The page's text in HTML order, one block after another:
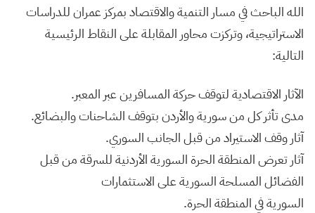
الله الباحث في مسار التنمية والاقتصاد بمركز عمران للدراسات
الاستراتيجية، وتركزت محاور المقابلة على النقاط الرئيسية
التالية:
الآثار الاقتصادية لتوقف حركة المسافرين عبر المعبر.
مدى تأثر كل من سورية والأردن بتوقف الشاحنات والبضائع.
آثار وقف الاستيراد من قبل الجانب السوري.
آثار تعرض المنطقة الحرة السورية الأردنية للسرقة من قبل
الفضائل المسلحة السورية على الاستثمارات
السورية في المنطقة الحرة.